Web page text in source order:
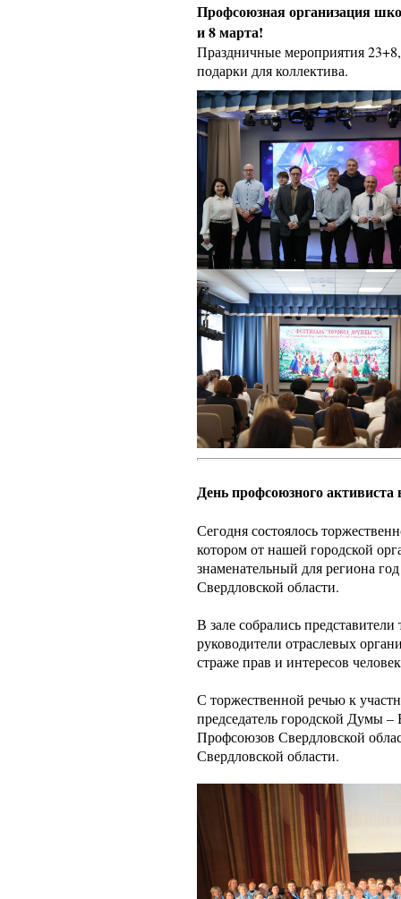
Профсоюзная организация
и 8 марта!
Праздничные мероприятия
подарки для коллектива.
День профсоюзного
Сегодня состоялось
котором от нашей городской
знаменательный для региона
Свердловской области.
В зале собрались
руководители отраслевых
страже прав и интересов
С торжественной речью к
председатель городской Думы
Профсоюзов Свердловской
Свердловской области.